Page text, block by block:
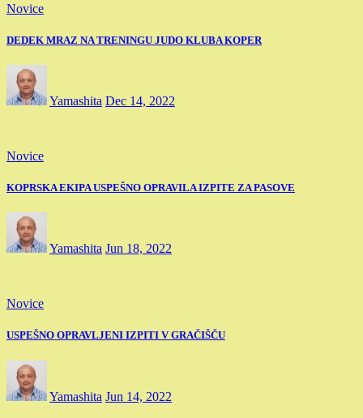
Novice
DEDEK MRAZ NA TRENINGU JUDO KLUBA KOPER
Yamashita Dec 14, 2022
Novice
KOPRSKA EKIPA USPEŠNO OPRAVILA IZPITE ZA PASOVE
Yamashita Jun 18, 2022
Novice
USPEŠNO OPRAVLJENI IZPITI V GRAČIŠČU
Yamashita Jun 14, 2022